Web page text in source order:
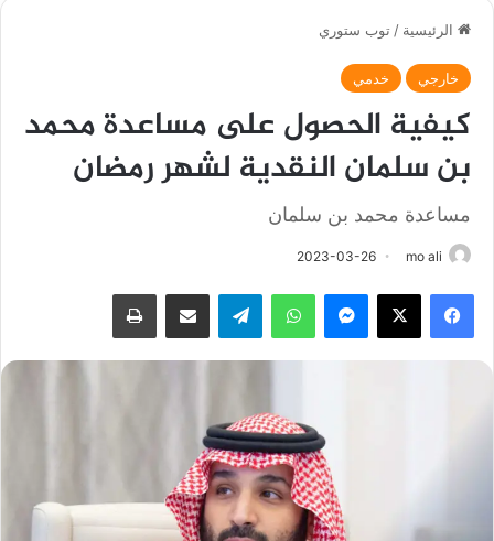
الرئيسية / توب ستوري
خارجي خدمي
كيفية الحصول على مساعدة محمد
بن سلمان النقدية لشهر رمضان
مساعدة محمد بن سلمان
mo ali
2023-03-26
فيسبوك ‫X ماسنجر واتساب تيلقرام مشاركة عبر البريد طباعة